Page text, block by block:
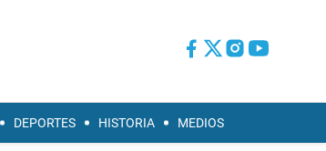
DEPORTES HISTORIA MEDIOS